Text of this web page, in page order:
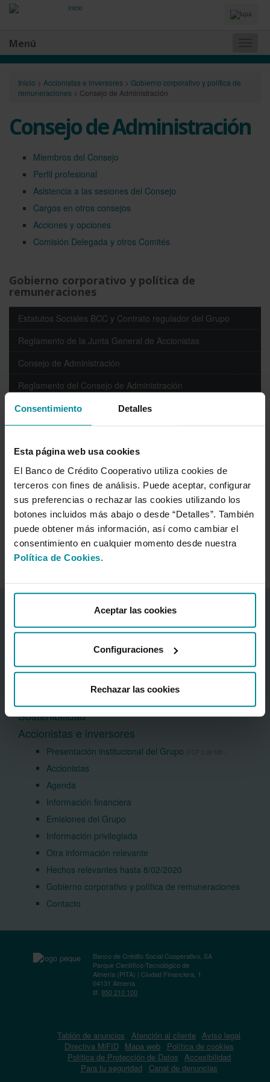
Consentimiento Detalles
Esta página web usa cookies
El Banco de Crédito Cooperativo utiliza cookies de
terceros con fines de análisis. Puede aceptar, configurar
sus preferencias o rechazar las cookies utilizando los
botones incluidos más abajo o desde “Detalles”. También
puede obtener más información, así como cambiar el
consentimiento en cualquier momento desde nuestra
Política de Cookies
Aceptar las cookies
Configuraciones
Rechazar las cookies
Idiomas
y
Menú
Inicio > Accionistas e inversores > Gobierno corporativo y política de
remuneraciones > Consejo de Administración
Consejo de Administración
Miembros del Consejo
Perfil profesional
Asistencia a las sesiones del Consejo
Cargos en otros consejos
Acciones y opciones
Comisión Delegada y otros Comités
Gobierno corporativo y política de
remuneraciones
Estatutos Sociales BCC y Contrato regulador del Grupo
Reglamento de la Junta General de Accionistas
Consejo de Administración
Reglamento del Consejo de Administración
Política de selección de los consejeros
Organigrama y funciones
Prevención conflictos de interés
Remuneraciones
Procedimientos de idoneidad
Reglamento Interno de Conducta en el Mercado de
Valores
Gestión y control de riesgos
Información corporativa
Acerca del Banco
Centro Financiero Cajamar
Sala de prensa
Grupo Cooperativo Cajamar
Sostenibilidad
Accionistas e inversores
Presentación institucional del Grupo
Accionistas
Agenda
Información financiera
Emisiones del Grupo
Información privilegiada
Otra información relevante
Hechos relevantes hasta 8/02/2020
Gobierno corporativo y política de remuneraciones
Contacto
Banco de Crédito Social Cooperativo, SA
Parque Científico-Tecnológico de
Almería (PITA) | Ciudad Financiera, 1
04131 Almería
tlf.950 210 100
Tablón de anuncios Atención al cliente Aviso legal
Directiva MiFID Mapa web
Política de cookies
Política de Protección de Datos Accesibilidad
Para tu seguridad
Canal de denuncias